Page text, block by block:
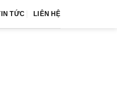
TỨC LIÊN HỆ